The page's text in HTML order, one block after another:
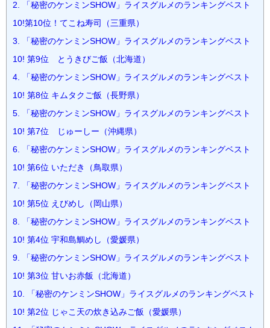
2. 「秘密のケンミンSHOW」ライスグルメのランキングベスト
10!第10位！てこね寿司（三重県）
3. 「秘密のケンミンSHOW」ライスグルメのランキングベスト
10! 第9位 とうきびご飯（北海道）
4. 「秘密のケンミンSHOW」ライスグルメのランキングベスト
10! 第8位 キムタクご飯（長野県）
5. 「秘密のケンミンSHOW」ライスグルメのランキングベスト
10! 第7位 じゅーしー（沖縄県）
6. 「秘密のケンミンSHOW」ライスグルメのランキングベスト
10! 第6位 いただき（鳥取県）
7. 「秘密のケンミンSHOW」ライスグルメのランキングベスト
10! 第5位 えびめし（岡山県）
8. 「秘密のケンミンSHOW」ライスグルメのランキングベスト
10! 第4位 宇和島鯛めし（愛媛県）
9. 「秘密のケンミンSHOW」ライスグルメのランキングベスト
10! 第3位 甘いお赤飯（北海道）
10. 「秘密のケンミンSHOW」ライスグルメのランキングベスト
10! 第2位 じゃこ天の炊き込みご飯（愛媛県）